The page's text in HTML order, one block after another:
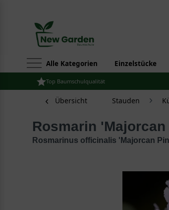
Alle Kategorien Einzelstücke
Top Baumschulqualität
Übersicht Stauden
Rosmarin
Rosmarinus officinalis 'Majorcan